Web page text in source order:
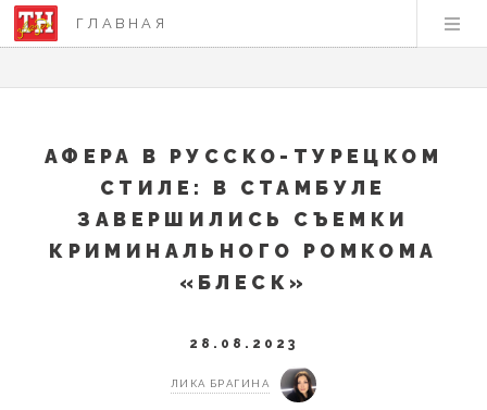
ГЛАВНАЯ
АФЕРА В РУССКО-ТУРЕЦКОМ
СТИЛЕ: В СТАМБУЛЕ
ЗАВЕРШИЛИСЬ СЪЕМКИ
КРИМИНАЛЬНОГО РОМКОМА
«БЛЕСК»
28.08.2023
ЛИКА БРАГИНА